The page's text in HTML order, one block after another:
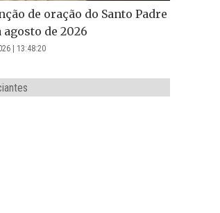
de oração do Santo Padre
agosto de 2026
| 13:48:20